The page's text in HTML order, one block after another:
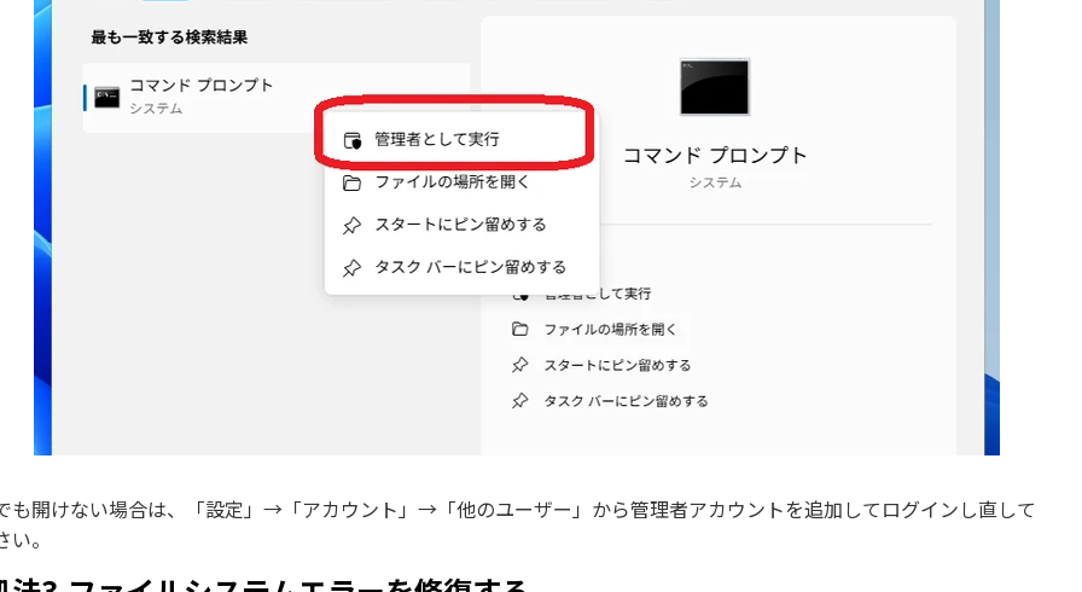
も開けない場合は、「設定」→「アカウント」→「他のユーザー」から管理者アカウントを追加してログインし直して
。